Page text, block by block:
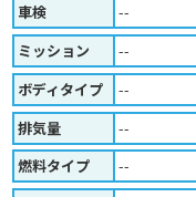
車検
--
ミッション
--
ボディタイプ
--
排気量
--
燃料タイプ
--